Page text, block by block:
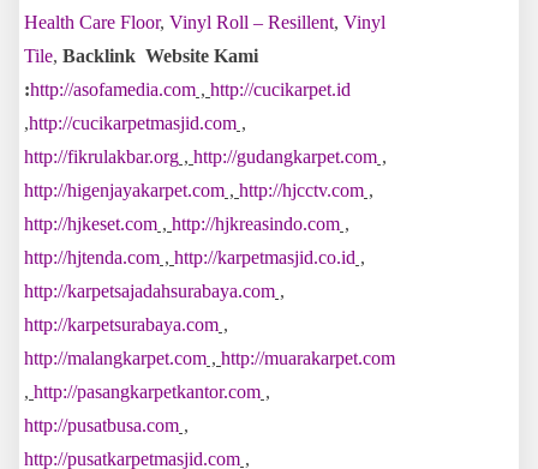
Health Care Floor, Vinyl Roll – Resillent, Vinyl
Tile, Backlink Website Kami
:http://asofamedia.com , http://cucikarpet.id
,http://cucikarpetmasjid.com ,
http://fikrulakbar.org , http://gudangkarpet.com ,
http://higenjayakarpet.com , http://hjcctv.com ,
http://hjkeset.com , http://hjkreasindo.com ,
http://hjtenda.com , http://karpetmasjid.co.id ,
http://karpetsajadahsurabaya.com ,
http://karpetsurabaya.com ,
http://malangkarpet.com , http://muarakarpet.com
, http://pasangkarpetkantor.com ,
http://pusatbusa.com ,
http://pusatkarpetmasjid.com ,